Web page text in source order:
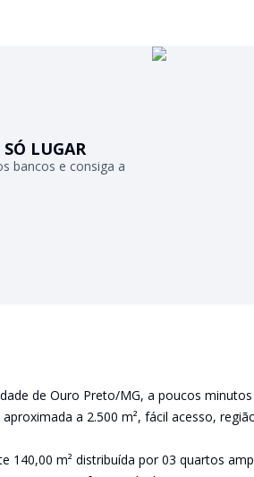
LUGAR
bancos e consiga a
de Ouro Preto/MG, a poucos
a 2.500 m², fácil acesso,
140,00 m² distribuída por 03 quartos